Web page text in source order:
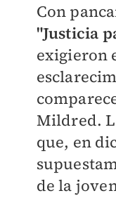
Con
"Justicia
exigieron
Mildred.
que, en
de la